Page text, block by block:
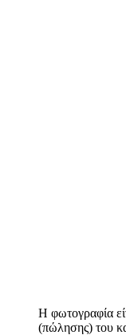
Η φωτογραφία
(πώλησης) του